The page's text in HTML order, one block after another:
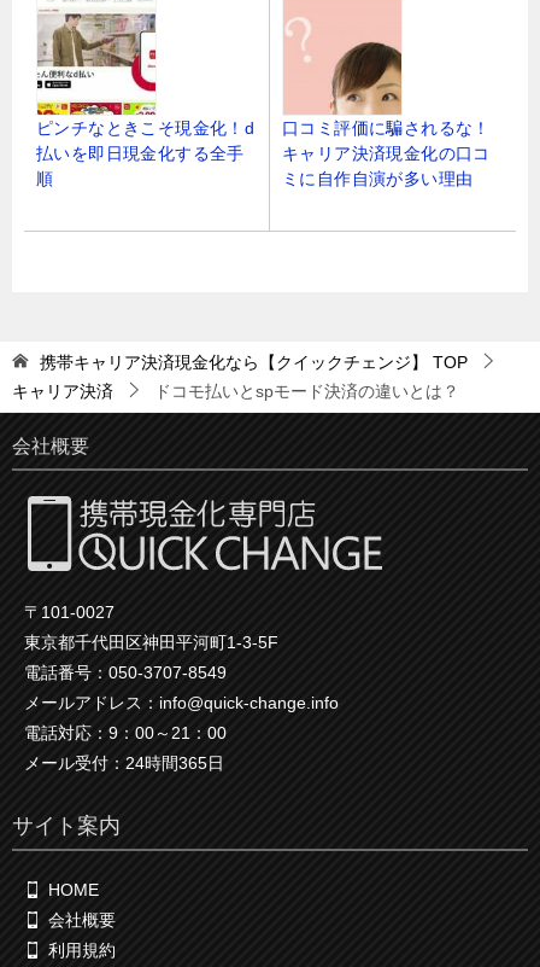
ピンチなときこそ現金化！d
払いを即日現金化する全手
順
口コミ評価に騙されるな！
キャリア決済現金化の口コ
ミに自作自演が多い理由
携帯キャリア決済現金化なら【クイックチェンジ】
TOP
キャリア決済
ドコモ払いとspモード決済の違いとは？
会社概要
〒101-0027
東京都千代田区神田平河町1-3-5F
電話番号：050-3707-8549
メールアドレス：info@quick-change.info
電話対応：9：00～21：00
メール受付：24時間365日
サイト案内
HOME
会社概要
利用規約